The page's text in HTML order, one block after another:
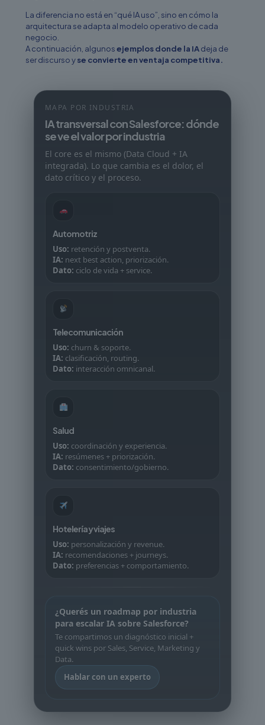
La diferencia no está en “qué IA uso”, sino en cómo la
arquitectura se adapta al modelo operativo de cada
negocio.
A continuación, algunosejemplos donde la IAdeja de
ser discurso yse convierte en ventaja competitiva.
MAPA POR INDUSTRIA
IA transversal con Salesforce: dónde
se ve el valor por industria
El core es el mismo (Data Cloud + IA
integrada). Lo que cambia es el dolor, el
dato crítico y el proceso.
Automotriz
Uso: retención y postventa.
IA: next best action, priorización.
Dato: ciclo de vida + service.
Telecomunicación
Uso: churn & soporte.
IA: clasificación, routing.
Dato: interacción omnicanal.
Salud
Uso: coordinación y experiencia.
IA: resúmenes + priorización.
Dato: consentimiento/gobierno.
Hotelería y viajes
Uso: personalización y revenue.
IA: recomendaciones + journeys.
Dato: preferencias + comportamiento.
¿Querés un roadmap por industria
para escalar IA sobre Salesforce?
Te compartimos un diagnóstico inicial +
quick wins por Sales, Service, Marketing y
Data.
Hablar con un experto